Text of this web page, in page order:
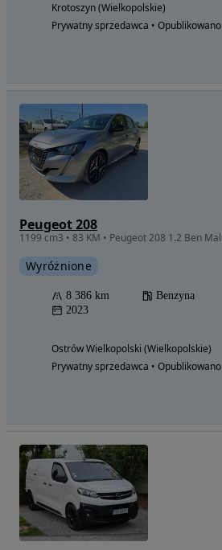
Krotoszyn (Wielkopolskie)
Prywatny sprzedawca • Opublikowano
Peugeot 208
Wyróżnione
8 386 km Benzyna
2023
Ostrów Wielkopolski (Wielkopolskie)
Prywatny sprzedawca • Opublikowano